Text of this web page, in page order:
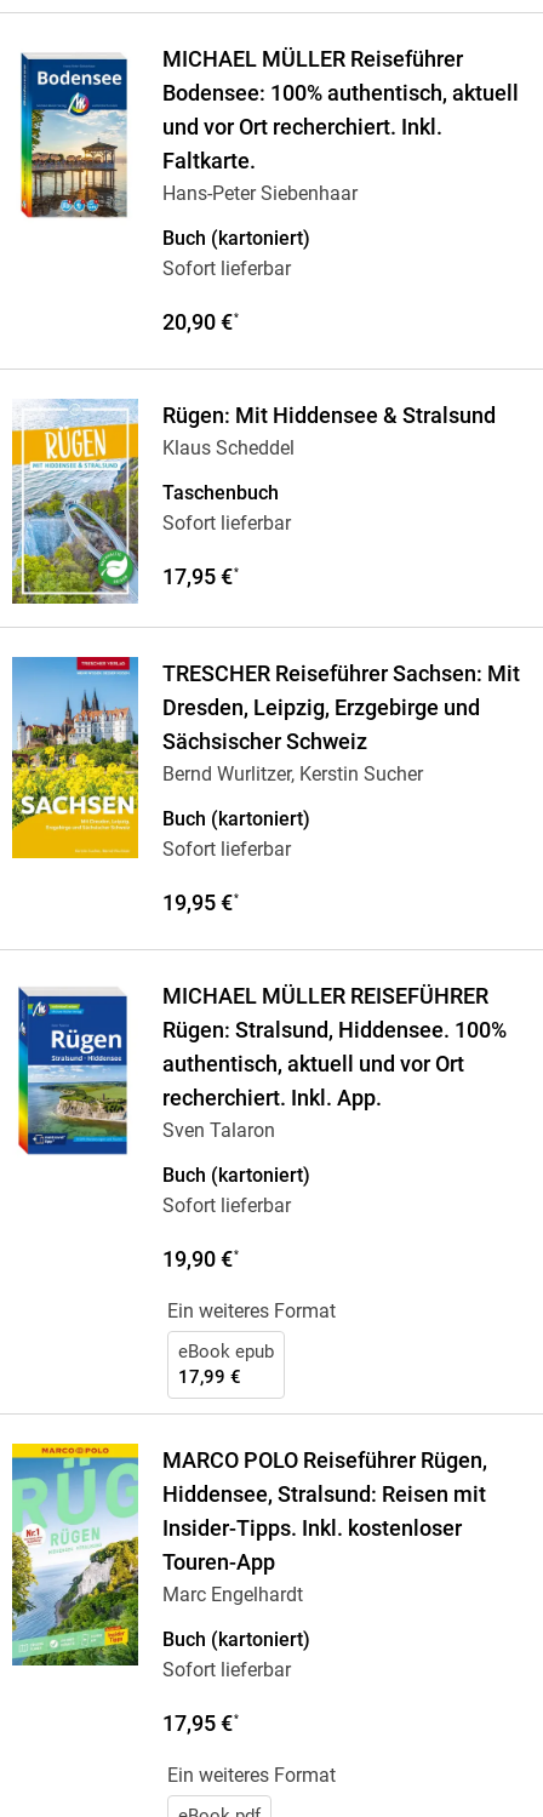
MICHAEL MÜLLER Reiseführer
Bodensee: 100% authentisch, aktuell
und vor Ort recherchiert. Inkl.
Faltkarte.
Hans-Peter Siebenhaar
Buch (kartoniert)
Sofort lieferbar
20,90 €*
Rügen: Mit Hiddensee & Stralsund
Klaus Scheddel
Taschenbuch
Sofort lieferbar
17,95 €*
TRESCHER Reiseführer Sachsen: Mit
Dresden, Leipzig, Erzgebirge und
Sächsischer Schweiz
Bernd Wurlitzer, Kerstin Sucher
Buch (kartoniert)
Sofort lieferbar
19,95 €*
MICHAEL MÜLLER REISEFÜHRER
Rügen: Stralsund, Hiddensee. 100%
authentisch, aktuell und vor Ort
recherchiert. Inkl. App.
Sven Talaron
Buch (kartoniert)
Sofort lieferbar
19,90 €*
Ein weiteres Format
eBook epub
17,99 €
MARCO POLO Reiseführer Rügen,
Hiddensee, Stralsund: Reisen mit
Insider-Tipps. Inkl. kostenloser
Touren-App
Marc Engelhardt
Buch (kartoniert)
Sofort lieferbar
17,95 €*
Ein weiteres Format